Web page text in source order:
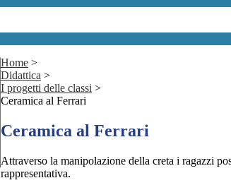
Home >
Didattica >
I progetti delle classi >
Ceramica al Ferrari
Ceramica al Ferrari
Attraverso la manipolazione della creta i ragazzi
rappresentativa.